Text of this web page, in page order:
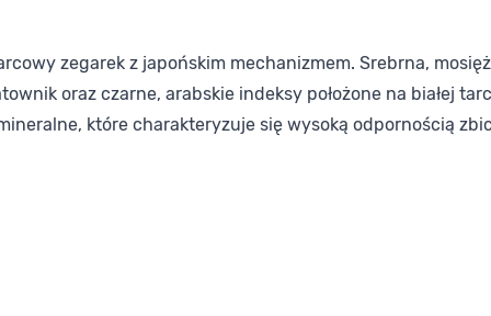
zegarek z japońskim mechanizmem. Srebrna,
oraz czarne, arabskie indeksy położone na białej
które charakteryzuje się wysoką odpornością